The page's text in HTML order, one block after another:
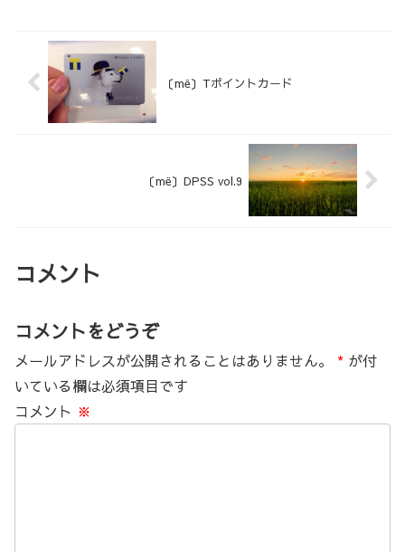
〔më〕Tポイントカード
〔më〕DPSS vol.9
コメント
コメントをどうぞ
メールアドレスが公開されることはありません。 * が付
いている欄は必須項目です
コメント ※